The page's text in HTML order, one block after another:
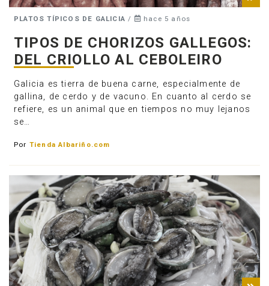
PLATOS TÍPICOS DE GALICIA / hace 5 años
TIPOS DE CHORIZOS GALLEGOS:
DEL CRIOLLO AL CEBOLEIRO
Galicia es tierra de buena carne, especialmente de
gallina, de cerdo y de vacuno. En cuanto al cerdo se
refiere, es un animal que en tiempos no muy lejanos
se…
Por Tienda Albariño.com